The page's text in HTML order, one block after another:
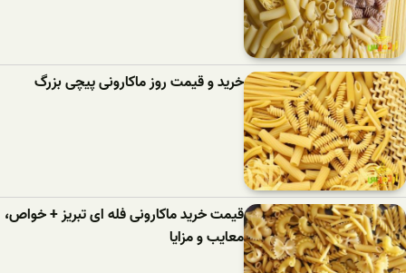
خرید و قیمت روز ماکارونی پیچی بزرگ
قیمت خرید ماکارونی فله ای تبریز + خواص،
معایب و مزایا